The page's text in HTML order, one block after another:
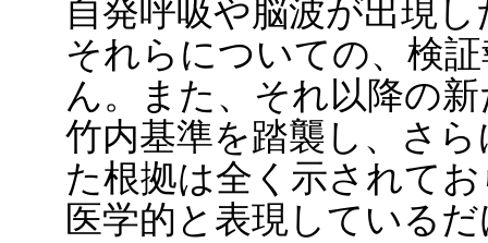
自発呼吸や脳波が出現
それらについての、検
ん。また、それ以降の
竹内基準を踏襲し、さ
た根拠は全く示されて
医学的と表現している